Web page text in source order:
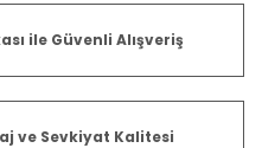
ile Güvenli Alışveriş
ve Sevkiyat Kalitesi